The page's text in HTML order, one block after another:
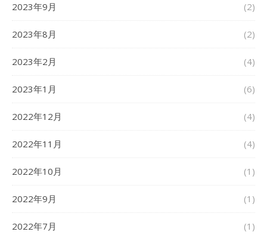
2023年9月 (2)
2023年8月 (2)
2023年2月 (4)
2023年1月 (6)
2022年12月 (4)
2022年11月 (4)
2022年10月 (1)
2022年9月 (1)
2022年7月 (1)